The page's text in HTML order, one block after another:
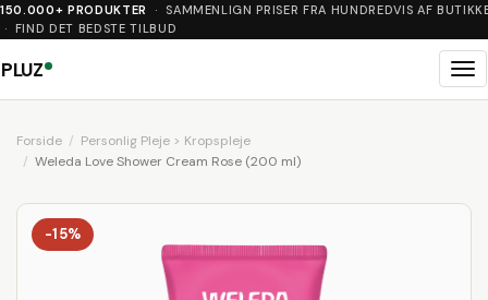
150.000+ PRODUKTER
· SAMMENLIGN PRISER FRA HUNDREDVIS AF
· FIND DET BEDSTE TILBUD
PLUZ
Forside
Personlig Pleje > Kropspleje
Weleda Love Shower Cream Rose (200 ml)
-15%